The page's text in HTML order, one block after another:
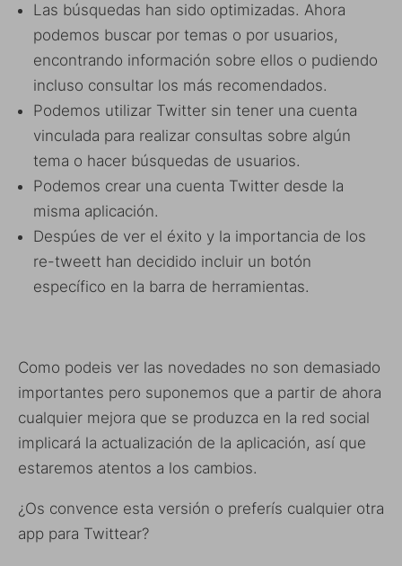
Las búsquedas han sido optimizadas. Ahora
podemos buscar por temas o por usuarios,
encontrando información sobre ellos o pudiendo
incluso consultar los más recomendados.
Podemos utilizar Twitter sin tener una cuenta
vinculada para realizar consultas sobre algún
tema o hacer búsquedas de usuarios.
Podemos crear una cuenta Twitter desde la
misma aplicación.
Despúes de ver el éxito y la importancia de los
re-tweett han decidido incluir un botón
específico en la barra de herramientas.
Como podeis ver las novedades no son demasiado
importantes pero suponemos que a partir de ahora
cualquier mejora que se produzca en la red social
implicará la actualización de la aplicación, así que
estaremos atentos a los cambios.
¿Os convence esta versión o preferís cualquier otra
app para Twittear?